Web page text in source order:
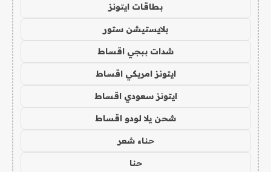
بطاقات ايتونز
بلايستيشن ستور
شدات ببجي اقساط
ايتونز امريكي اقساط
ايتونز سعودي اقساط
شحن يلا لودو اقساط
حناء شعر
حنا